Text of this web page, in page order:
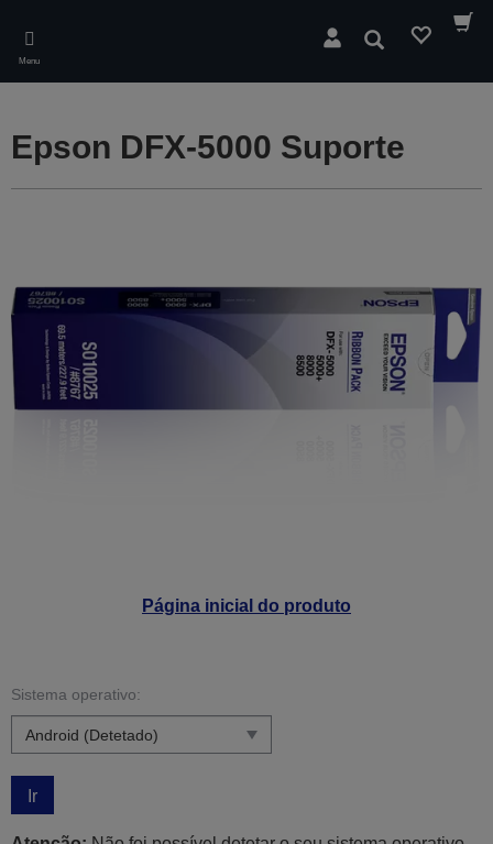
main
content
Menu
Pesquisar
Página inicial do produto
Epson DFX-5000 Suporte
Sistema operativo:
Ir